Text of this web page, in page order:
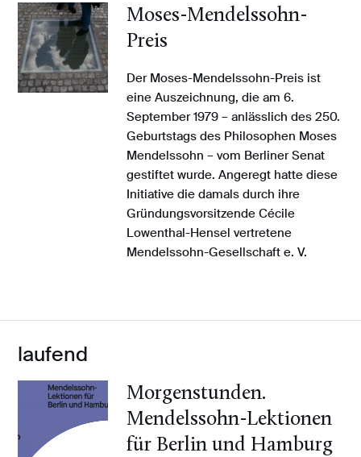
Moses-Mendelssohn-
Preis
Der Moses-Mendelssohn-Preis ist
eine Auszeichnung, die am 6.
September 1979 – anlässlich des 250.
Geburtstags des Philosophen Moses
Mendelssohn – vom Berliner Senat
gestiftet wurde. Angeregt hatte diese
Initiative die damals durch ihre
Gründungsvorsitzende Cécile
Lowenthal-Hensel vertretene
Mendelssohn-Gesellschaft e. V.
laufend
Morgenstunden.
Mendelssohn-Lektionen
für Berlin und Hamburg